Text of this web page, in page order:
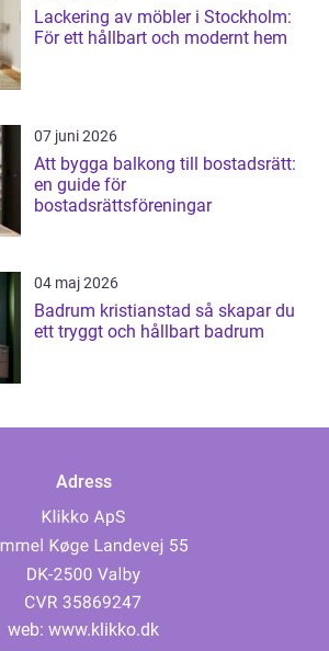
Lackering av möbler i Stockholm:
För ett hållbart och modernt hem
07 juni 2026
Att bygga balkong till bostadsrätt:
en guide för
bostadsrättsföreningar
04 maj 2026
Badrum kristianstad så skapar du
ett tryggt och hållbart badrum
Adress
web: www.klikko.dk